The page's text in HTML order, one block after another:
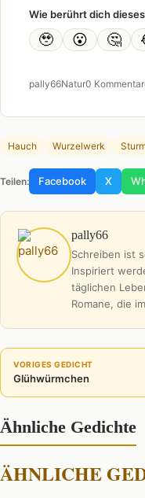
Wie berührt dich
🥹 😮 🤔
pally66Natur0
Hauch Wurzelwerk
Teilen: Facebook X
pally66
Schreiben ist
Inspiriert
täglichen
Romane, die
VORIGES GEDICHT
Glühwürmchen
Ähnliche Gedichte
ÄHNLICHE